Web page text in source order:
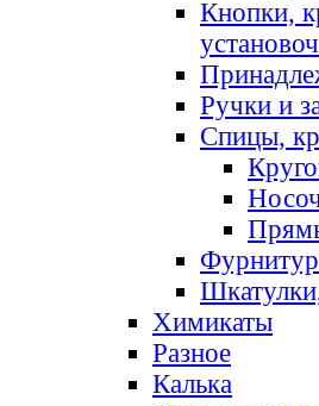
Кнопки,
Ручки и
Спицы,
Химикаты
Разное
Калька